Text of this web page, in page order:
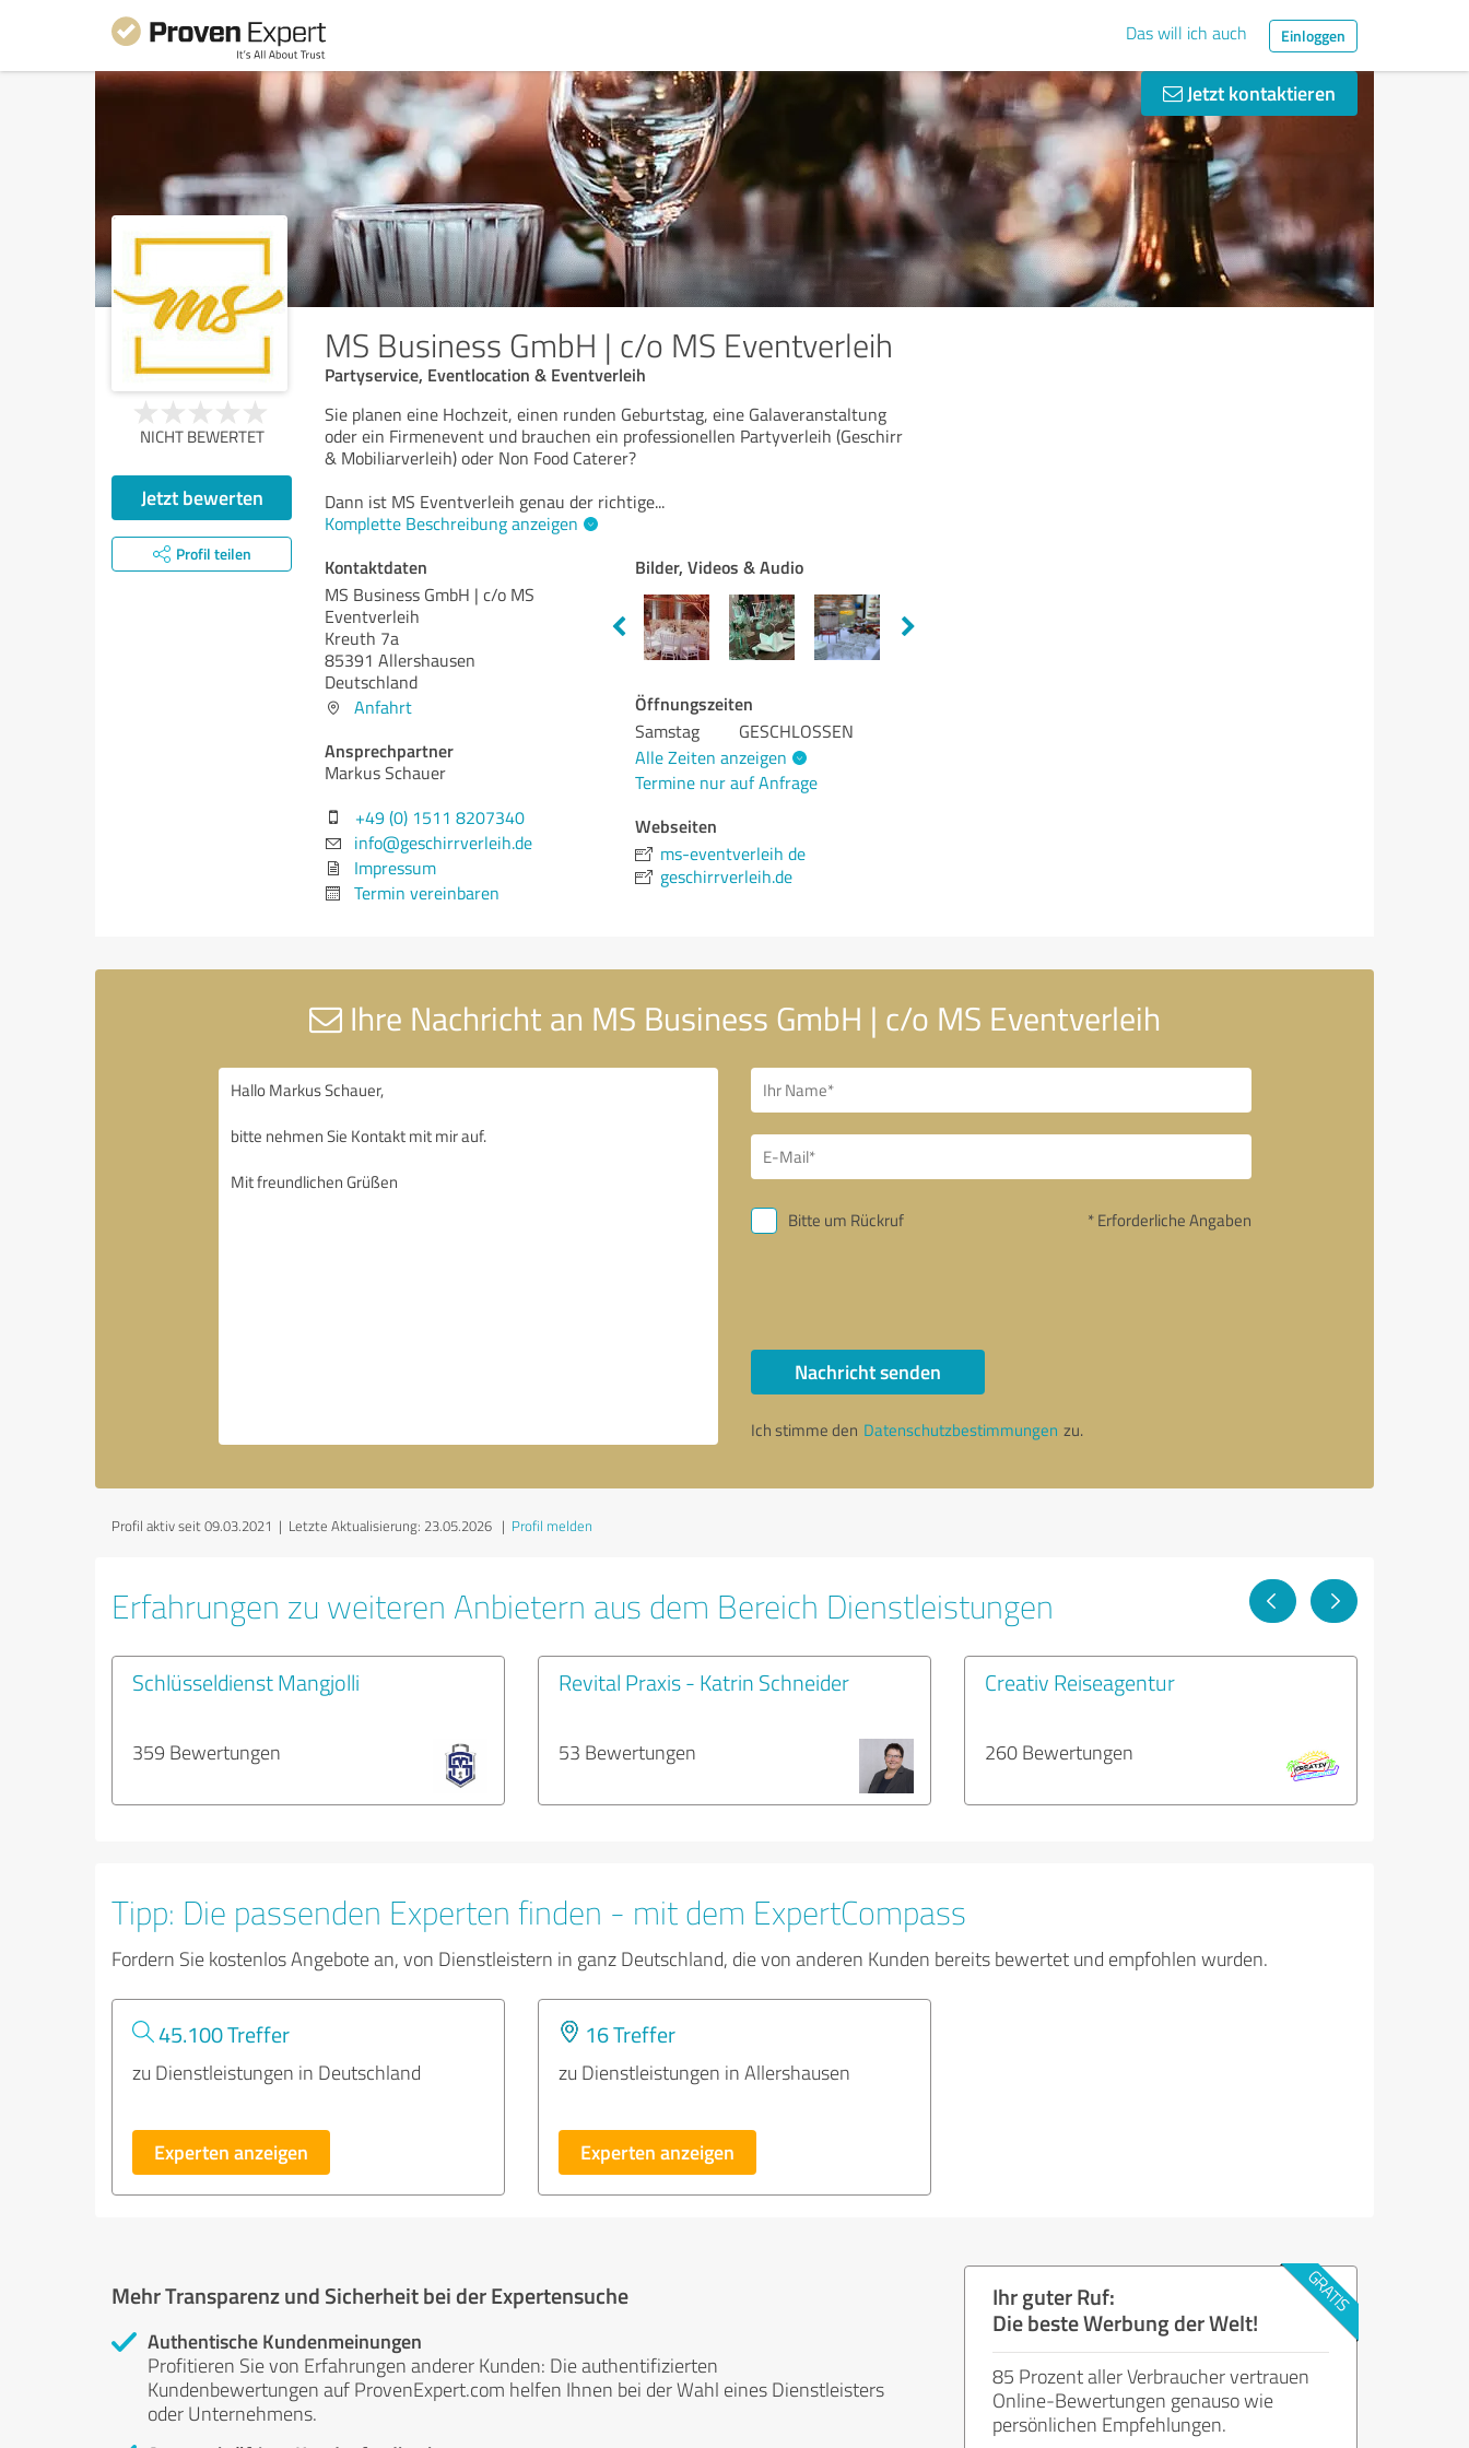
Das will ich auch Einloggen
Jetzt kontaktieren
MS Business GmbH | c/o MS Eventverleih
Partyservice, Eventlocation & Eventverleih
NICHT BEWERTET
Jetzt bewerten
Profil teilen
Sie planen eine Hochzeit, einen runden Geburtstag, eine Galaveranstaltung
oder ein Firmenevent und brauchen ein professionellen Partyverleih (Geschirr
& Mobiliarverleih) oder Non Food Caterer?
Dann ist MS Eventverleih genau der richtige...
Komplette Beschreibung anzeigen
Kontaktdaten
MS Business GmbH | c/o MS
Eventverleih
Kreuth 7a
85391 Allershausen
Deutschland
Anfahrt
Ansprechpartner
Markus Schauer
+49 (0) 1511 8207340
info@geschirrverleih.de
Impressum
Termin vereinbaren
Bilder, Videos & Audio
Öffnungszeiten
Samstag
GESCHLOSSEN
Alle Zeiten anzeigen
Termine nur auf Anfrage
Webseiten
ms-eventverleih de
geschirrverleih.de
Ihre Nachricht an MS Business GmbH | c/o MS Eventverleih
Bitte um Rückruf * Erforderliche Angaben
Nachricht senden
Ich stimme den Datenschutzbestimmungen zu.
Profil aktiv seit 09.03.2021 | Letzte Aktualisierung: 23.05.2026 | Profil melden
Erfahrungen zu weiteren Anbietern aus dem Bereich Dienstleistungen
Schlüsseldienst Mangjolli
359 Bewertungen
Revital Praxis - Katrin Schneider
53 Bewertungen
Creativ Reiseagentur
260 Bewertungen
Tipp: Die passenden Experten finden - mit dem ExpertCompass
Fordern Sie kostenlos Angebote an, von Dienstleistern in ganz Deutschland, die von anderen Kunden bereits bewertet und empfohlen wurden.
45.100 Treffer
zu Dienstleistungen in Deutschland
Experten anzeigen
16 Treffer
zu Dienstleistungen in Allershausen
Experten anzeigen
Mehr Transparenz und Sicherheit bei der Expertensuche
Authentische Kundenmeinungen
Profitieren Sie von Erfahrungen anderer Kunden: Die authentifizierten
Kundenbewertungen auf ProvenExpert.com helfen Ihnen bei der Wahl eines Dienstleisters
oder Unternehmens.
Ihr guter Ruf:
Die beste Werbung der Welt!
85 Prozent aller Verbraucher vertrauen
Online-Bewertungen genauso wie
persönlichen Empfehlungen.